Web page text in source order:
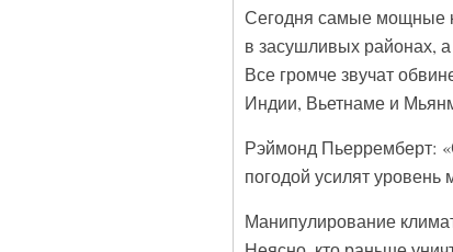
Сегодня самые мощные
в засушливых районах,
Все громче звучат
Индии, Вьетнаме и
Рэймонд Пьерремберт:
погодой усилят
Манипулирование